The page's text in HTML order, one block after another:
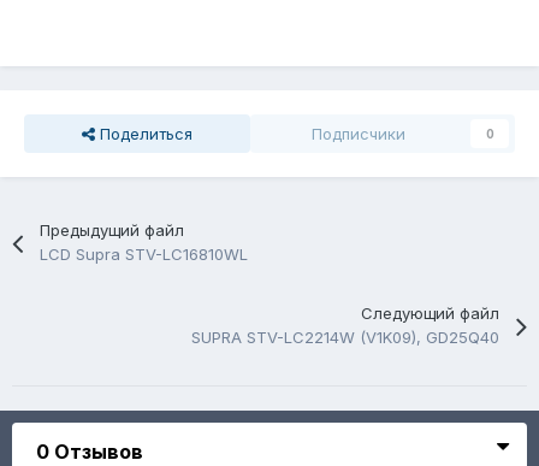
Поделиться Подписчики 0
Предыдущий файл
LCD Supra STV-LC16810WL
Следующий файл
SUPRA STV-LC2214W (V1K09), GD25Q40
0 Отзывов